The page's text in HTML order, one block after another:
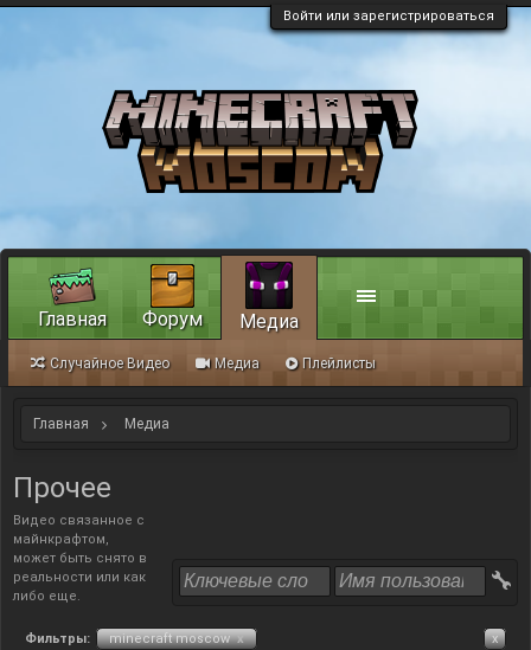
Войти или зарегистрироваться
Главная Медиа
Прочее
Видео связанное с
майнкрафтом,
может быть снято в
реальности или как
либо еще.
Фильтры: minecraft moscow x x
Главная Форум Медиа
Случайное Видео Медиа Плейлисты